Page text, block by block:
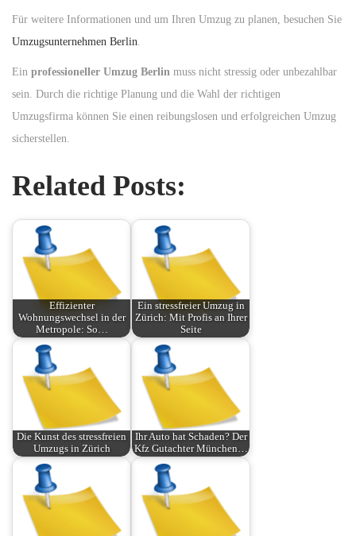
Für weitere Informationen und um Ihren Umzug zu planen, besuchen Sie
Umzugsunternehmen Berlin.
Ein professioneller Umzug Berlin muss nicht stressig oder unbezahlbar
sein. Durch die richtige Planung und die Wahl der richtigen
Umzugsfirma können Sie einen reibungslosen und erfolgreichen Umzug
sicherstellen.
Related Posts:
Effizienter
Wohnungswechsel in der
Metropole: So…
Ein stressfreier Umzug in
Zürich: Mit Profis an Ihrer
Seite
Die Kunst des stressfreien
Umzugs in Zürich
Ihr Auto hat Schaden? Der
Kfz Gutachter München…